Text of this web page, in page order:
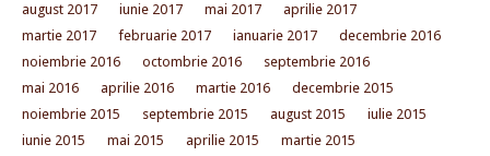
august 2017
iunie 2017 mai 2017
aprilie 2017
martie 2017
februarie 2017 ianuarie 2017
decembrie 2016
noiembrie 2016
octombrie 2016
septembrie 2016
mai 2016
aprilie 2016 martie 2016
decembrie 2015
noiembrie 2015
septembrie 2015 august 2015
iulie 2015
iunie 2015
mai 2015 aprilie 2015
martie 2015